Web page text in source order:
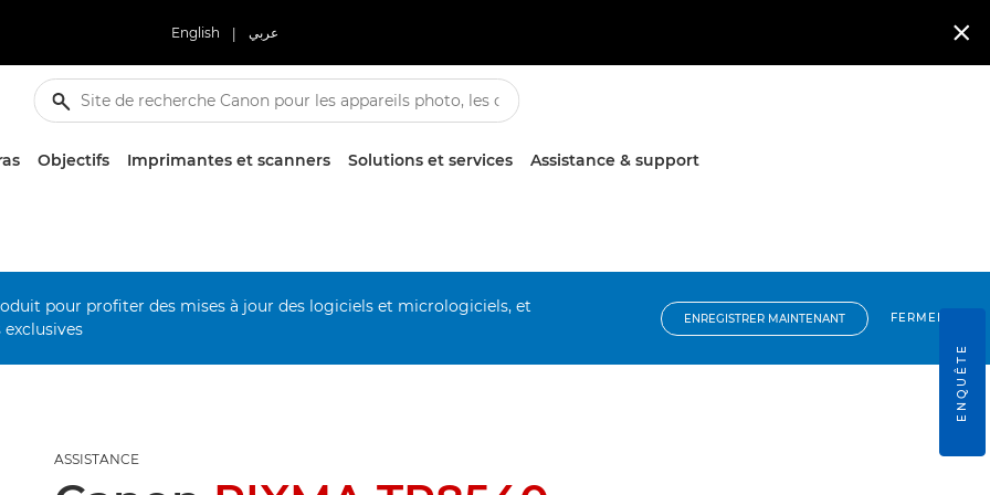
English | عربي 
Objectifs Imprimantes et scanners Solutions et services Assistance & support
pour profiter des mises à jour des logiciels et micrologiciels, et
ENREGISTRER MAINTENANT FERMER
ASSISTANCE
ENQUÊTE